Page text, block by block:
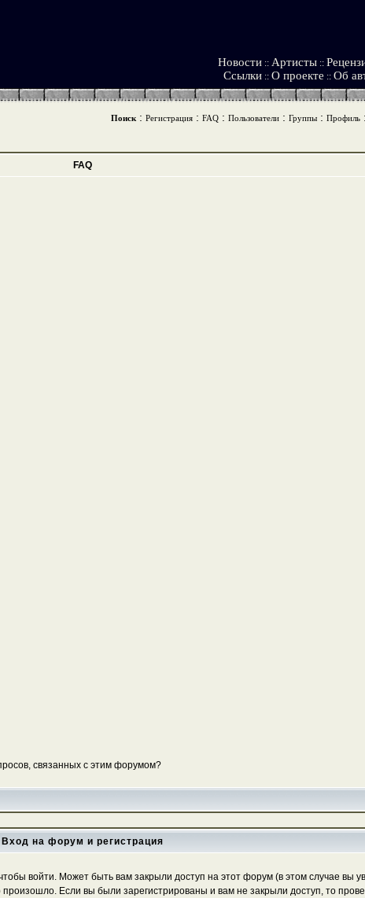
Новости :: Артисты ::
Ссылки :: О проекте :: Об
Поиск: Регистрация: FAQ: Пользователи: Группы: Профиль:
FAQ
связанных с этим форумом?
Вход на форум и регистрация
войти. Может быть вам закрыли доступ на этот форум (в этом случае вы
Если вы были зарегистрированы и вам не закрыли доступ, то